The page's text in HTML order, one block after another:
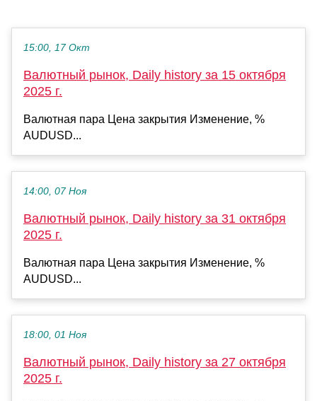
15:00, 17 Окт
Валютный рынок, Daily history за 15 октября
2025 г.
Валютная пара Цена закрытия Изменение, %
AUDUSD...
14:00, 07 Ноя
Валютный рынок, Daily history за 31 октября
2025 г.
Валютная пара Цена закрытия Изменение, %
AUDUSD...
18:00, 01 Ноя
Валютный рынок, Daily history за 27 октября
2025 г.